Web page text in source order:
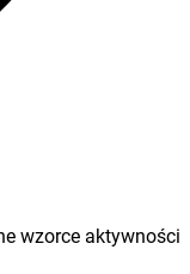
wzorce aktywności